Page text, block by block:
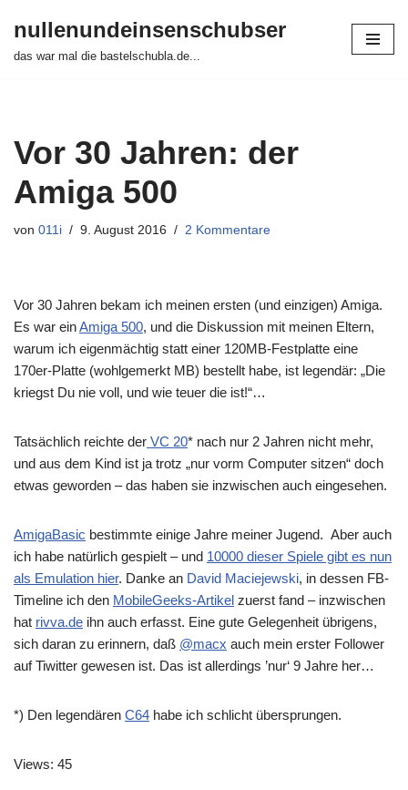
Zum
nullenundeinsenschubser
das war mal die bastelschubla.de...
Vor 30 Jahren: der
Amiga 500
von 011i 9. August 2016 2 Kommentare
Vor 30 Jahren bekam ich meinen ersten (und einzigen) Amiga.
Es war einAmiga 500, und die Diskussion mit meinen Eltern,
warum ich eigenmächtig statt einer 120MB-Festplatte eine
170er-Platte (wohlgemerkt MB) bestellt habe, ist legendär: „Die
kriegst Du nie voll, und wie teuer die ist!“…
Tatsächlich reichte der VC 20* nach nur 2 Jahren nicht mehr,
und aus dem Kind ist ja trotz „nur vorm Computer sitzen“ doch
etwas geworden – das haben sie inzwischen auch eingesehen.
AmigaBasic bestimmte einige Jahre meiner Jugend. Aber auch
ich habe natürlich gespielt – und 10000 dieser Spiele gibt es nun
als Emulation hier. Danke an David Maciejewski, in dessen FB-
Timeline ich den MobileGeeks-Artikel zuerst fand – inzwischen
hat rivva.de ihn auch erfasst. Eine gute Gelegenheit übrigens,
sich daran zu erinnern, daß @macx auch mein erster Follower
auf Tiwitter gewesen ist. Das ist allerdings ’nur‘ 9 Jahre her…
*) Den legendären C64 habe ich schlicht übersprungen.
Views: 45